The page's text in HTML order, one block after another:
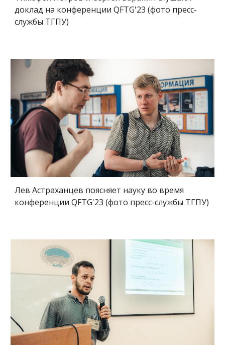
доклад на конференции QFTG'23 (фото пресс-
службы ТГПУ)
Лев Астраханцев поясняет науку во время
конференции QFTG'23 (фото пресс-службы ТГПУ)